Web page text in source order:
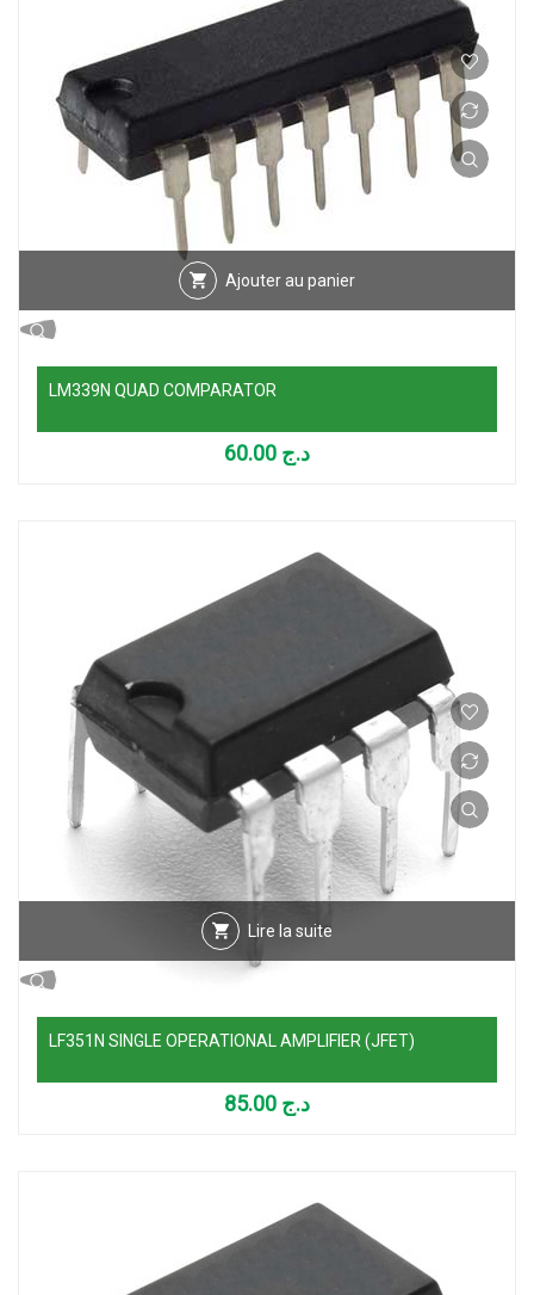
Ajouter au panier
LM339N QUAD COMPARATOR
د.ج
Lire la suite
LF351N SINGLE OPERATIONAL AMPLIFIER (JFET)
د.ج